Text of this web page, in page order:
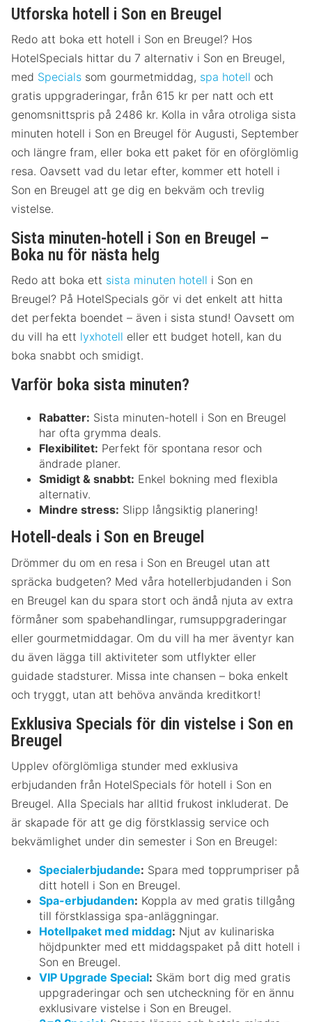
Utforska hotell i Son en Breugel
Redo att boka ett hotell i Son en Breugel? Hos
HotelSpecials hittar du 7 alternativ i Son en Breugel,
med Specials som gourmetmiddag, spa hotell och
gratis uppgraderingar, från 615 kr per natt och ett
genomsnittspris på 2486 kr. Kolla in våra otroliga sista
minuten hotell i Son en Breugel för Augusti, September
och längre fram, eller boka ett paket för en oförglömlig
resa. Oavsett vad du letar efter, kommer ett hotell i
Son en Breugel att ge dig en bekväm och trevlig
vistelse.
Sista minuten-hotell i Son en Breugel –
Boka nu för nästa helg
Redo att boka ett sista minuten hotell i Son en
Breugel? På HotelSpecials gör vi det enkelt att hitta
det perfekta boendet – även i sista stund! Oavsett om
du vill ha ett lyxhotell eller ett budget hotell, kan du
boka snabbt och smidigt.
Varför boka sista minuten?
Rabatter: Sista minuten-hotell i Son en Breugel
har ofta grymma deals.
Flexibilitet: Perfekt för spontana resor och
ändrade planer.
Smidigt & snabbt: Enkel bokning med flexibla
alternativ.
Mindre stress: Slipp långsiktig planering!
Hotell-deals i Son en Breugel
Drömmer du om en resa i Son en Breugel utan att
spräcka budgeten? Med våra hotellerbjudanden i Son
en Breugel kan du spara stort och ändå njuta av extra
förmåner som spabehandlingar, rumsuppgraderingar
eller gourmetmiddagar. Om du vill ha mer äventyr kan
du även lägga till aktiviteter som utflykter eller
guidade stadsturer. Missa inte chansen – boka enkelt
och tryggt, utan att behöva använda kreditkort!
Exklusiva Specials för din vistelse i Son en
Breugel
Upplev oförglömliga stunder med exklusiva
erbjudanden från HotelSpecials för hotell i Son en
Breugel. Alla Specials har alltid frukost inkluderat. De
är skapade för att ge dig förstklassig service och
bekvämlighet under din semester i Son en Breugel:
Specialerbjudande: Spara med topprumpriser på
ditt hotell i Son en Breugel.
Spa-erbjudanden: Koppla av med gratis tillgång
till förstklassiga spa-anläggningar.
Hotellpaket med middag: Njut av kulinariska
höjdpunkter med ett middagspaket på ditt hotell i
Son en Breugel.
VIP Upgrade Special: Skäm bort dig med gratis
uppgraderingar och sen utcheckning för en ännu
exklusivare vistelse i Son en Breugel.